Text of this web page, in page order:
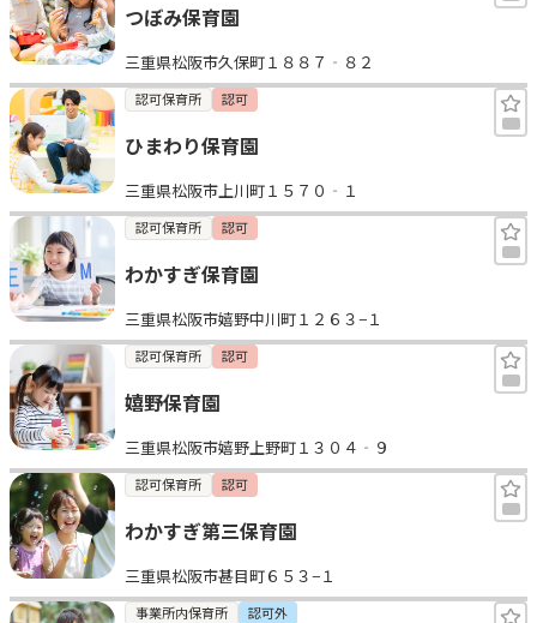
お気に入り
見学日記
メッセージ
おすすめの園
エンクルの特徴と活用方法
コラム
お知らせ
つぼみ保育園
三重県松阪市久保町１８８７‐８２
認可保育所 認可
ひまわり保育園
三重県松阪市上川町１５７０‐１
認可保育所 認可
わかすぎ保育園
三重県松阪市嬉野中川町１２６３−１
認可保育所 認可
嬉野保育園
三重県松阪市嬉野上野町１３０４‐９
認可保育所 認可
わかすぎ第三保育園
三重県松阪市甚目町６５３−１
事業所内保育所 認可外